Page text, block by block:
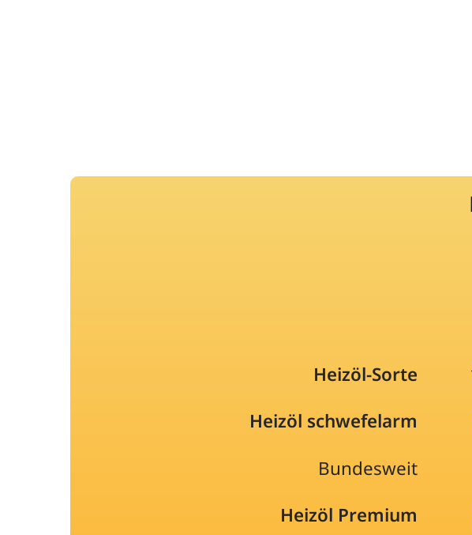
Heizöl-Sorte
Heizöl schwefelarm
Bundesweit
Heizöl Premium